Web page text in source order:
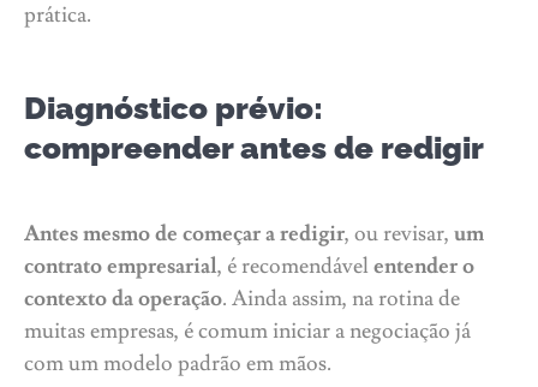
prática.
Diagnóstico prévio:
compreender antes de redigir
Antes mesmo de começar a redigir, ou revisar, um
contrato empresarial, é recomendável entender o
contexto da operação. Ainda assim, na rotina de
muitas empresas, é comum iniciar a negociação já
com um modelo padrão em mãos.